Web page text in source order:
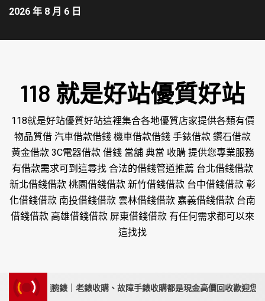
2026 年 8 月 6 日
118 就是好站優質好站
118就是好站優質好站這裡集合各地優質店家提供各類有價
物品質借 汽車借款借錢 機車借款借錢 手錶借款 鑽石借款
黃金借款 3C電器借款 借錢 當舖 典當 收購 提供您專業服務
有借款需求可到這尋找 合法的借錢管道推薦 台北借錢借款
新北借錢借款 桃園借錢借款 新竹借錢借款 台中借錢借款 彰
化借錢借款 南投借錢借款 雲林借錢借款 嘉義借錢借款 台南
借錢借款 高雄借錢借款 屏東借錢借款 有任何需求都可以來
這找找
薦永順腕錶｜老錶收購、故障手錶收購都是現金高價回收歡迎您來